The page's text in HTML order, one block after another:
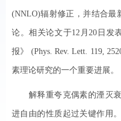
(NNLO)辐射修正，并结合最
论。相关论文于12月20日发
报》 (Phys. Rev. Lett. 119,
素理论研究的一个重要进展。
解释重夸克偶素的湮灭衰
进自由的性质起过关键作用